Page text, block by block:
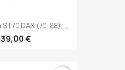
ST70 DAX (70-88)....
39,00 €